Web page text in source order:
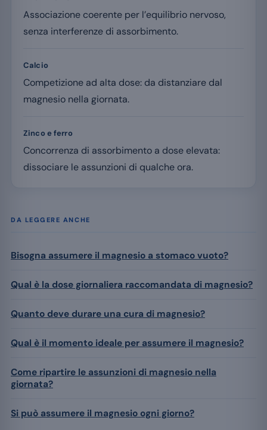
Associazione coerente per l’equilibrio nervoso,
senza interferenze di assorbimento.
Calcio
Competizione ad alta dose: da distanziare dal
magnesio nella giornata.
Zinco e ferro
Concorrenza di assorbimento a dose elevata:
dissociare le assunzioni di qualche ora.
DA LEGGERE ANCHE
Bisogna assumere il magnesio a stomaco vuoto?
Qual è la dose giornaliera raccomandata di magnesio?
Quanto deve durare una cura di magnesio?
Qual è il momento ideale per assumere il magnesio?
Come ripartire le assunzioni di magnesio nella
giornata?
Si può assumere il magnesio ogni giorno?